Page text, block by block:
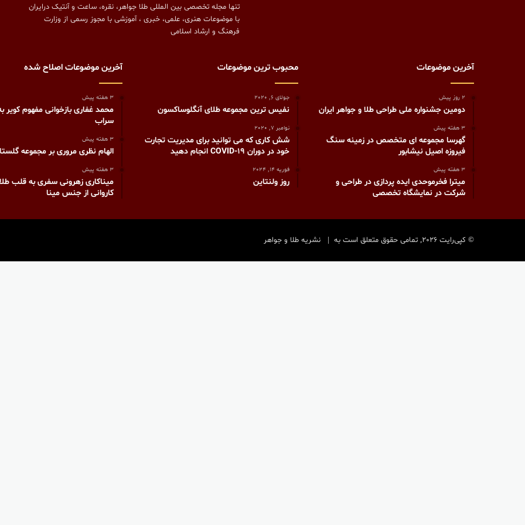
تنها مجله تخصصی بین المللی طلا جواهر، نقره، ساعت و آنتیک درایران
با موضوعات هنری، علمی، خبری ، آموزشی با مجوز رسمی از وزارت
فرهنگ و ارشاد اسلامی
آخرین موضوعات
2 روز پیش
دومین جشنواره ملی طراحی طلا و جواهر ایران
3 هفته پیش
گهرسا مجموعه ای متخصص در زمینه سنگ
فیروزه اصیل نیشابور
3 هفته پیش
میترا فخرموحدی ایده پردازی در طراحی و
شرکت در نمایشگاه تخصصی
محبوب ترین موضوعات
جولای 6, 2020
نفیس‏ ترین مجموعه طلای آنگلوساکسون
نوامبر 7, 2020
شش کاری که می توانید برای مدیریت تجارت
خود در دوران COVID-19 انجام دهید
فوریه 14, 2024
روز ولنتاین
آخرین موضوعات اصلاح شده
3 هفته پیش
محمد غفاری بازخوانی مفهوم کویر
سراب
3 هفته پیش
الهام نظری مروری بر مجموعه
3 هفته پیش
میناکاری زهرونی سفری به قلب
کاروانی از جنس مینا
© کپی‌رایت 2026, تمامی حقوق متعلق است به | نشریه طلا و جواهر